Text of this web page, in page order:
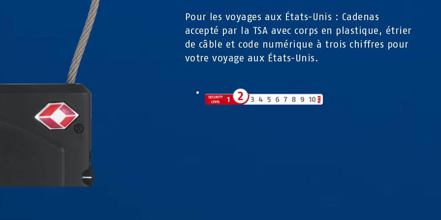
Pour les voyages aux États-Unis : Cadenas
accepté par la TSA avec corps en plastique, étrier
de câble et code numérique à trois chiffres pour
votre voyage aux États-Unis.